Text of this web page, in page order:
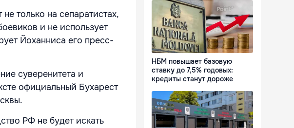
только на сепаратистах,
и не использует
Йоханниса его пресс-
суверенитета и
официальный Бухарест
РФ не будет искать
НБМ повышает базовую
ставку до 7,5% годовых:
кредиты станут дороже